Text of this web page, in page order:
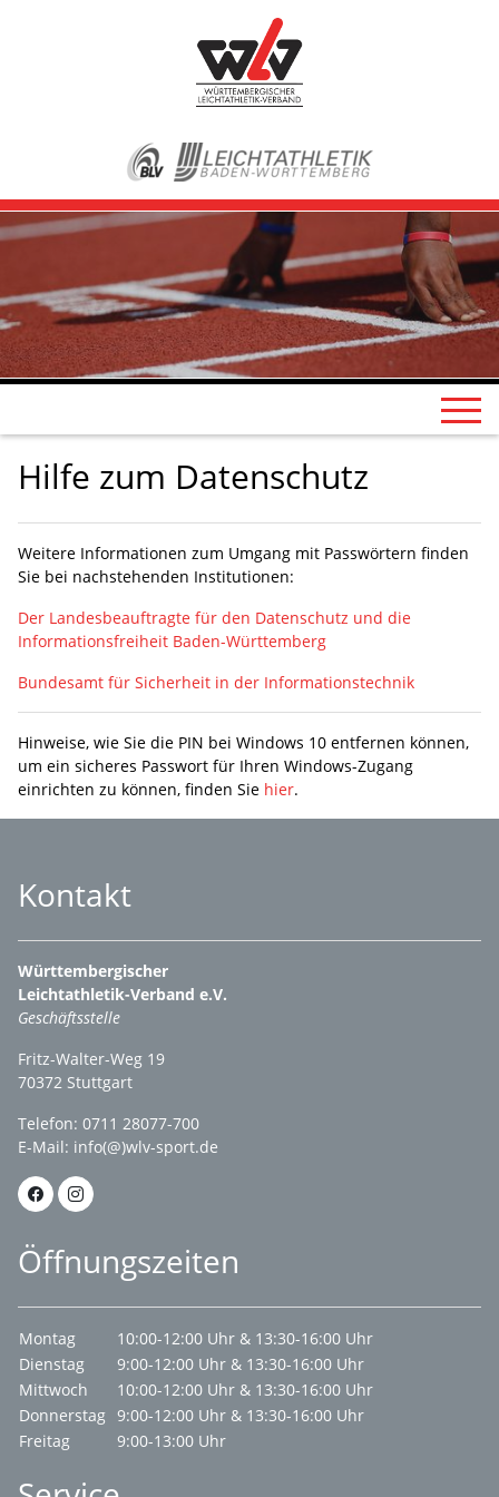
Hilfe zum Datenschutz
Weitere Informationen zum Umgang mit Passwörtern finden
Sie bei nachstehenden Institutionen:
Der Landesbeauftragte für den Datenschutz und die
Informationsfreiheit Baden-Württemberg
Bundesamt für Sicherheit in der Informationstechnik
Hinweise, wie Sie die PIN bei Windows 10 entfernen können,
um ein sicheres Passwort für Ihren Windows-Zugang
einrichten zu können, finden Sie hier.
Kontakt
Württembergischer
Leichtathletik-Verband e.V.
Geschäftsstelle
Fritz-Walter-Weg 19
70372 Stuttgart
Telefon: 0711 28077-700
E-Mail: info(@)wlv-sport.de
Öffnungszeiten
Montag
10:00-12:00 Uhr & 13:30-16:00 Uhr
Dienstag
9:00-12:00 Uhr & 13:30-16:00 Uhr
Mittwoch
10:00-12:00 Uhr & 13:30-16:00 Uhr
Donnerstag 9:00-12:00 Uhr & 13:30-16:00 Uhr
Freitag
9:00-13:00 Uhr